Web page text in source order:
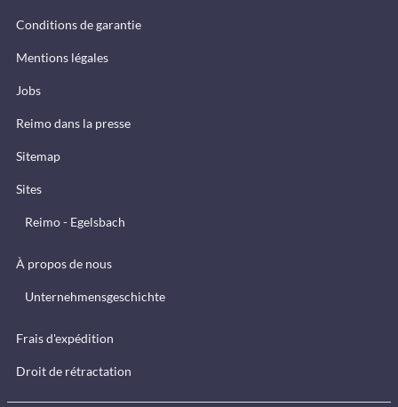
Conditions de garantie
Mentions légales
Jobs
Reimo dans la presse
Sitemap
Sites
Reimo - Egelsbach
À propos de nous
Unternehmensgeschichte
Frais d'expédition
Droit de rétractation